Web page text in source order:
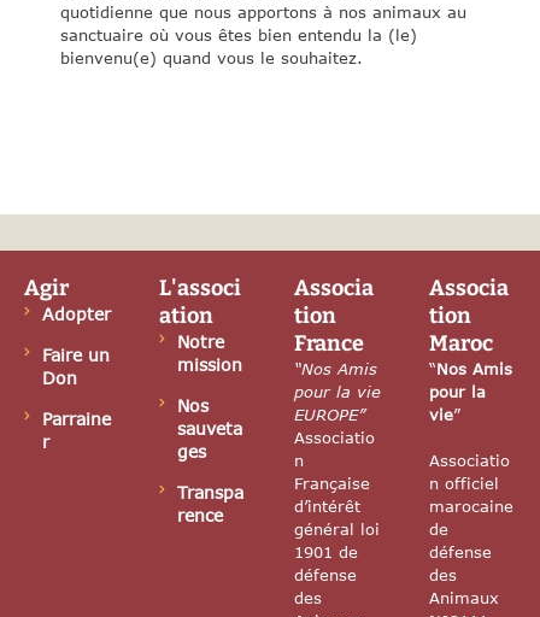
quotidienne que nous apportons à nos animaux au
sanctuaire où vous êtes bien entendu la (le)
bienvenu(e) quand vous le souhaitez.
Agir
Adopter
Faire un
Don
Parraine
r
L'associ
ation
Notre
mission
Nos
sauveta
ges
Transpa
rence
Associa
tion
France
“Nos Amis
pour la vie
EUROPE”
Associatio
n
Française
d’intérêt
général loi
1901 de
défense
des
Associa
tion
Maroc
“Nos Amis
pour la
vie”
Associatio
n officiel
marocaine
de
défense
des
Animaux